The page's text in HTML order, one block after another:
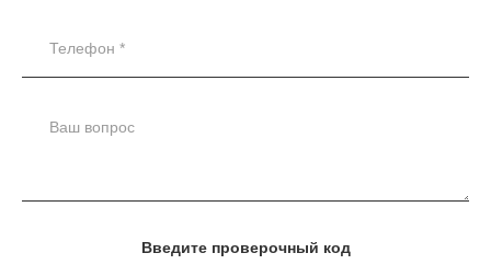
Введите проверочный код